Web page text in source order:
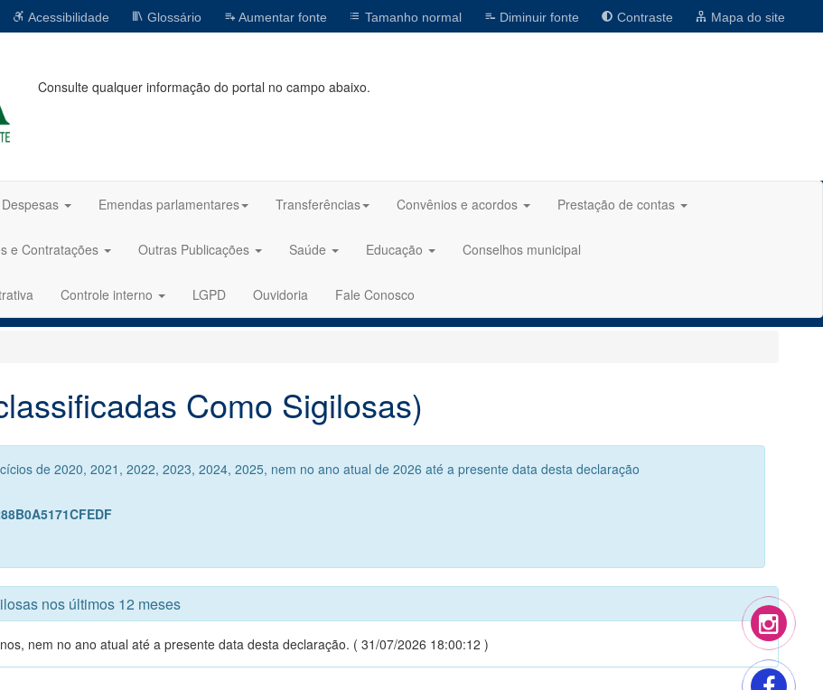
Acessibilidade Glossário Aumentar fonte Tamanho normal Diminuir fonte Contraste Mapa do site
Consulte qualquer informação do portal no campo abaixo.
Despesas Emendas parlamentares Transferências Convênios e acordos Prestação de contas
e Contratações Outras Publicações Saúde Educação Conselhos municipal
Controle interno LGPD Ouvidoria Fale Conosco
Como Sigilosas)
de 2020, 2021, 2022, 2023, 2024, 2025, nem no ano atual de 2026 até a presente data desta declaração
nos últimos 12 meses
nem no ano atual até a presente data desta declaração. ( 31/07/2026 18:00:12 )